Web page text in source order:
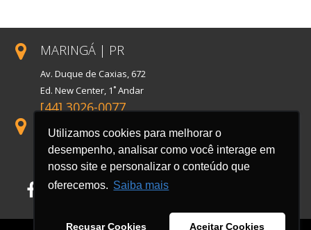
Utilizamos cookies para melhorar o
desempenho, analisar como você interage em
nosso site e personalizar o conteúdo que
oferecemos. Saiba mais
Recusar Cookies Aceitar Cookies
MARINGÁ | PR
Av. Duque de Caxias, 672
Ed. New Center, 1˚ Andar
[44] 3026-0077
SÃO PAULO | SP
Rua Florida, 1738, Conj. 121
Cidade Monções
Facebook
LinkedIn
Instagram